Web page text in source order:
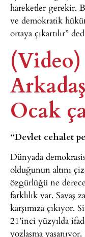
hareketler gerekir.
ve demokratik
ortaya çıkartılır”
Ocak
“Devlet cehalet
Dünyada
olduğunun altını
özgürlüğü ne
farklılık var. Savaş
karşımıza çıkıyor.
21’inci yüzyılda
yozlaşma